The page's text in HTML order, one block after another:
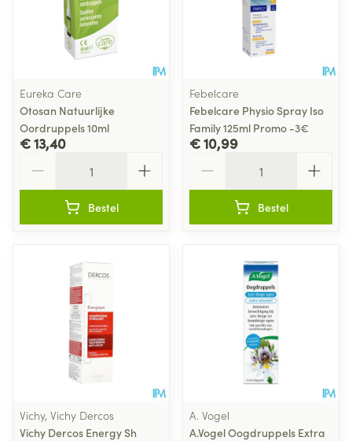
Eureka Care
Otosan Natuurlijke
Oordruppels 10ml
€ 13,40
Bestel
Febelcare
Febelcare Physio Spray Iso
Family 125ml Promo -3€
€ 10,99
Bestel
Vichy, Vichy Dercos
Vichy Dercos Energy Sh
A. Vogel
A.Vogel Oogdruppels Extra